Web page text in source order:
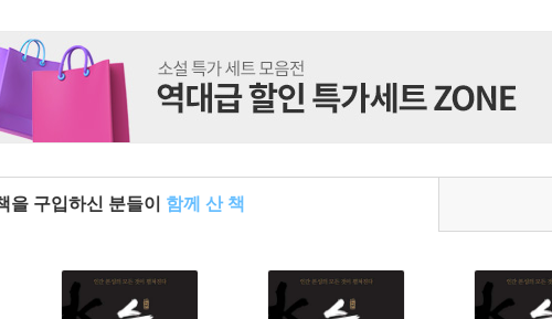
을 구입하신 분들이 함께 산 책